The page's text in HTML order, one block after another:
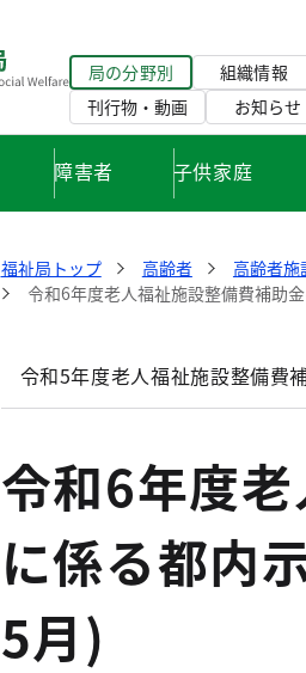
局の分野別 組織情報
刊行物・動画
お知らせ
障害者 子供家庭
福祉局トップ 高齢者 高齢者施
令和6年度老人福祉施設整備費補助
令和5年度老人福祉施設整備費
令和6年度
に係る都内
5月)